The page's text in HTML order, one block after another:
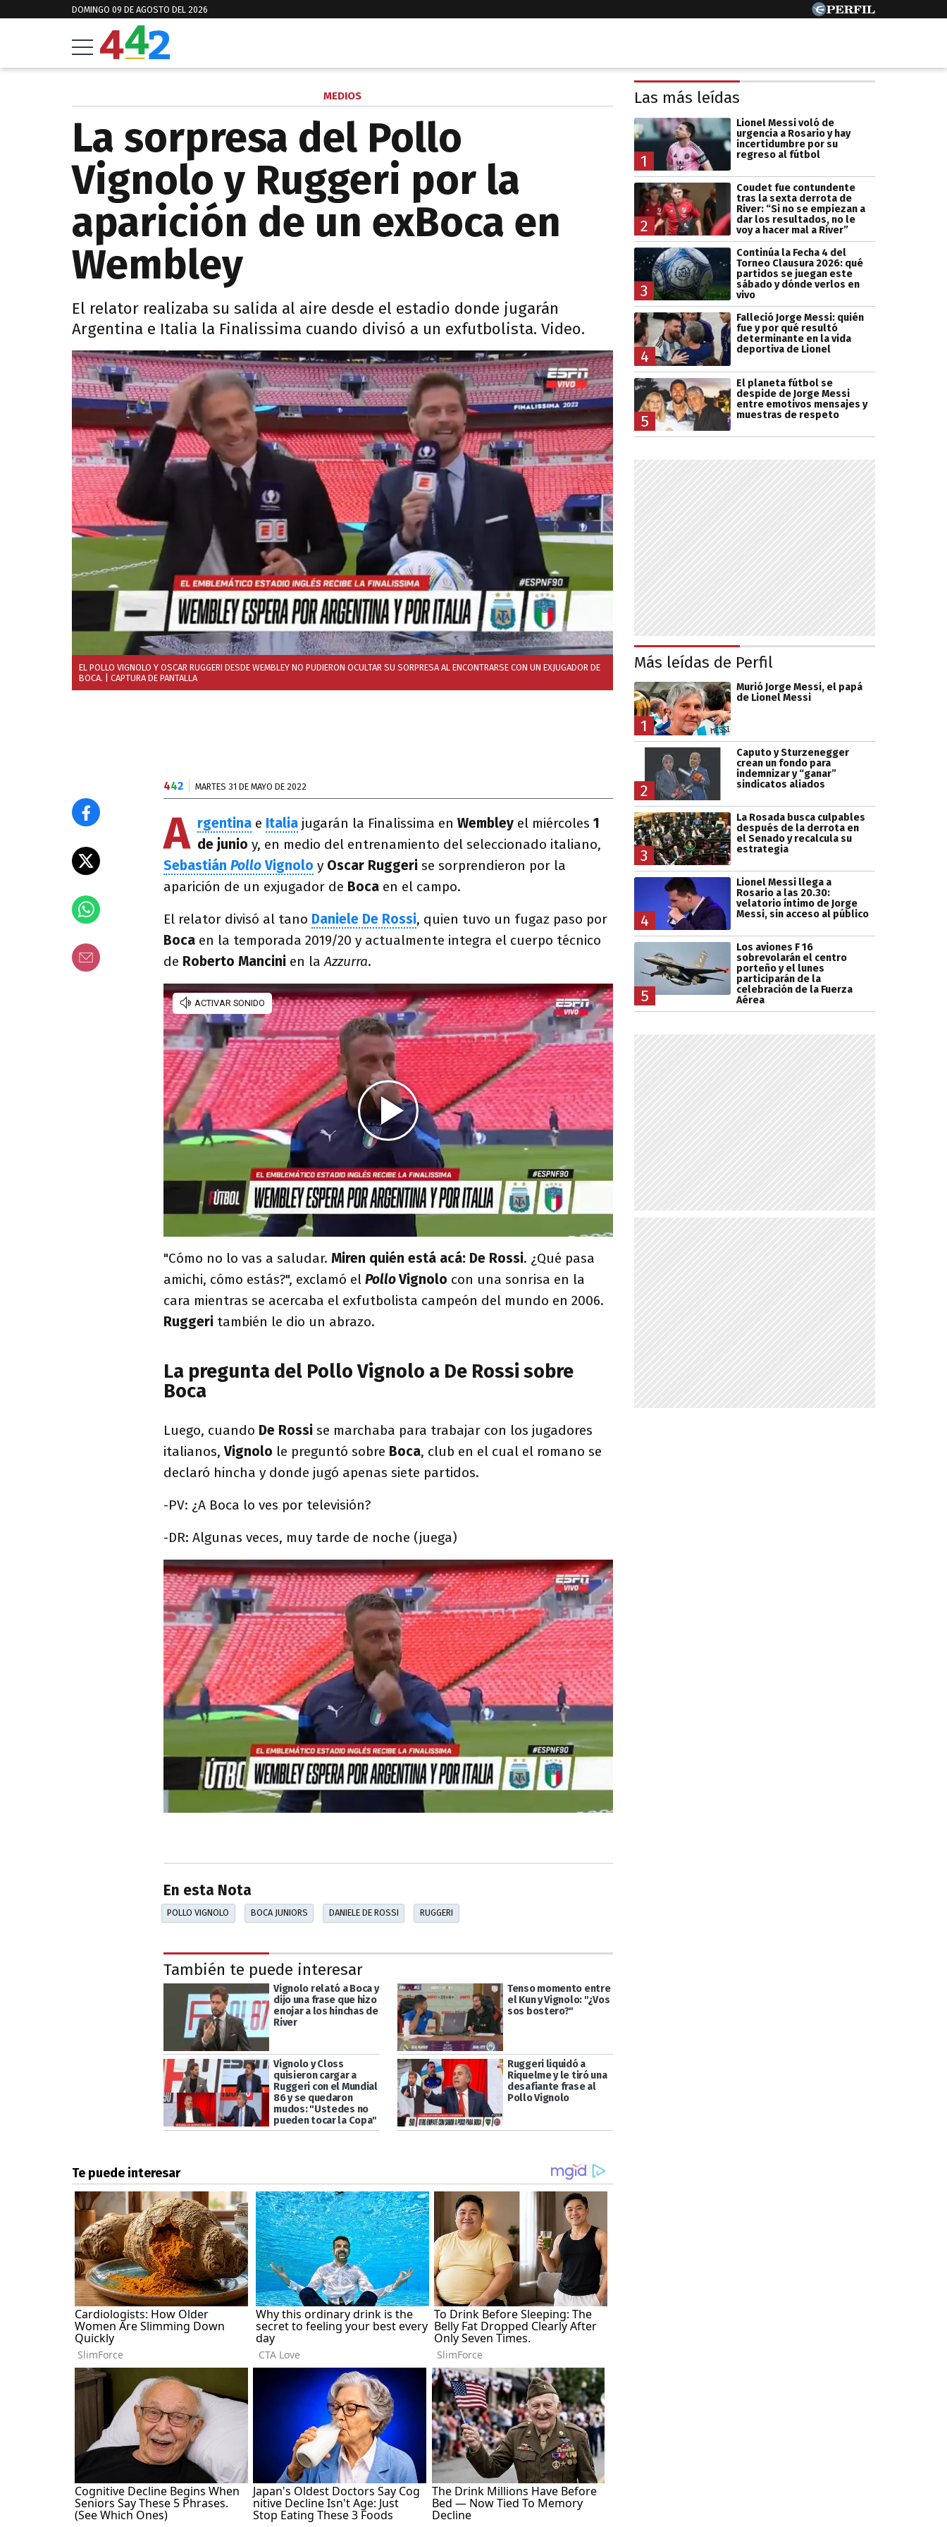
DOMINGO 09 DE AGOSTO DEL 2026
MEDIOS
La sorpresa del Pollo
Vignolo y Ruggeri por la
aparición de un exBoca en
Wembley
El relator realizaba su salida al aire desde el estadio donde jugarán
Argentina e Italia la Finalissima cuando divisó a un exfutbolista. Video.
EL POLLO VIGNOLO Y OSCAR RUGGERI DESDE WEMBLEY NO PUDIERON OCULTAR SU SORPRESA AL ENCONTRARSE CON UN EXJUGADOR DE
BOCA. | CAPTURA DE PANTALLA
442 MARTES 31 DE MAYO DE 2022
A rgentina e Italia jugarán la Finalissima en Wembley el miércoles 1
de junio y, en medio del entrenamiento del seleccionado italiano,
Sebastián PolloVignolo y Oscar Ruggeri se sorprendieron por la
aparición de un exjugador de Boca en el campo.
El relator divisó al tano Daniele De Rossi, quien tuvo un fugaz paso por
Boca en la temporada 2019/20 y actualmente integra el cuerpo técnico
de Roberto Mancini en laAzzurra.
"Cómo no lo vas a saludar. Miren quién está acá: De Rossi. ¿Qué pasa
amichi, cómo estás?", exclamó el PolloVignolo con una sonrisa en la
cara mientras se acercaba el exfutbolista campeón del mundo en 2006.
Ruggeri también le dio un abrazo.
La pregunta del Pollo Vignolo a De Rossi sobre
Boca
Luego, cuando De Rossi se marchaba para trabajar con los jugadores
italianos,Vignolo le preguntó sobre Boca, club en el cual el romano se
declaró hincha y donde jugó apenas siete partidos.
-PV: ¿A Boca lo ves por televisión?
-DR: Algunas veces, muy tarde de noche (juega)
En esta Nota
POLLO VIGNOLO BOCA JUNIORS DANIELE DE ROSSI RUGGERI
También te puede interesar
Vignolo relató a Boca y
dijo una frase que hizo
enojar a los hinchas de
River
Tenso momento entre
el Kun y Vignolo: "¿Vos
sos bostero?"
Vignolo y Closs
quisieron cargar a
Ruggeri con el Mundial
86 y se quedaron
mudos: "Ustedes no
pueden tocar la Copa"
Ruggeri liquidó a
Riquelme y le tiró una
desafiante frase al
Pollo Vignolo
Las más leídas
1
Lionel Messi voló de
urgencia a Rosario y hay
incertidumbre por su
regreso al fútbol
2
Coudet fue contundente
tras la sexta derrota de
River: “Si no se empiezan a
dar los resultados, no le
voy a hacer mal a River”
3
Continúa la Fecha 4 del
Torneo Clausura 2026: qué
partidos se juegan este
sábado y dónde verlos en
vivo
4
Falleció Jorge Messi: quién
fue y por qué resultó
determinante en la vida
deportiva de Lionel
5
El planeta fútbol se
despide de Jorge Messi
entre emotivos mensajes y
muestras de respeto
Más leídas de Perfil
1
Murió Jorge Messi, el papá
de Lionel Messi
2
Caputo y Sturzenegger
crean un fondo para
indemnizar y “ganar”
sindicatos aliados
3
La Rosada busca culpables
después de la derrota en
el Senado y recalcula su
estrategia
4
Lionel Messi llega a
Rosario a las 20.30:
velatorio íntimo de Jorge
Messi, sin acceso al público
5
Los aviones F 16
sobrevolarán el centro
porteño y el lunes
participarán de la
celebración de la Fuerza
Aérea